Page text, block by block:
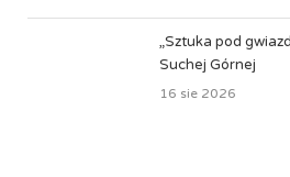
„Sztuka pod
Suchej Górnej
16 sie 2026